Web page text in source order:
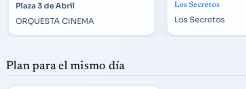
Plaza 3 de Abril
ORQUESTA CINEMA
Los Secretos
Los Secretos
Plan para el mismo día